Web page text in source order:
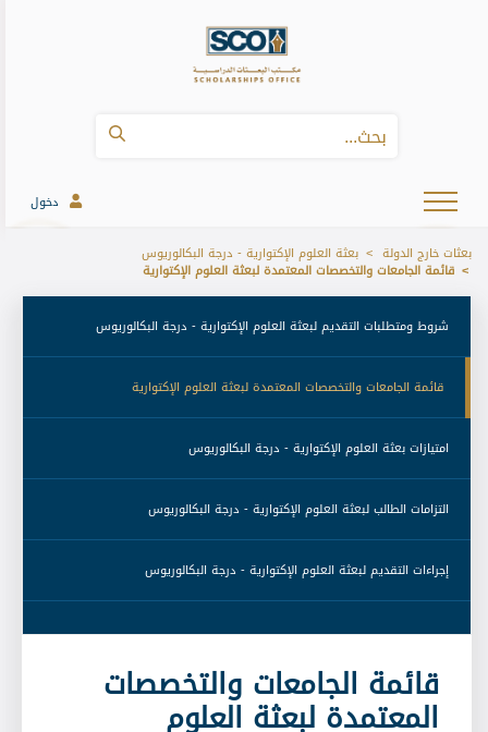
دخول
بعثات خارج الدولة بعثة العلوم الإكتوارية - درجة البكالوريوس
قائمة الجامعات والتخصصات المعتمدة لبعثة العلوم الإكتوارية
قائمة الجامعات والتخصصات
المعتمدة لبعثة العلوم